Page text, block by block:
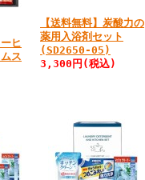
ヒ
ス
【送料無料】炭酸力の
薬用入浴剤セット
(SD2650-05)
3,300円 (税込)